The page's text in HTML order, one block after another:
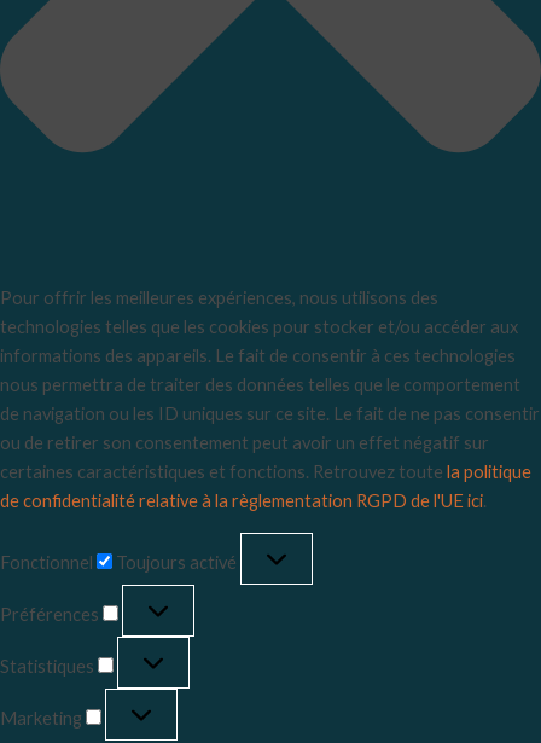
Pour offrir les meilleures expériences, nous utilisons des
technologies telles que les cookies pour stocker et/ou accéder aux
informations des appareils. Le fait de consentir à ces technologies
nous permettra de traiter des données telles que le comportement
de navigation ou les ID uniques sur ce site. Le fait de ne pas consentir
ou de retirer son consentement peut avoir un effet négatif sur
certaines caractéristiques et fonctions. Retrouvez toute la politique
de confidentialité relative à la règlementation RGPD de l'UE ici.
Fonctionnel Toujours activé
Préférences
Statistiques
Marketing